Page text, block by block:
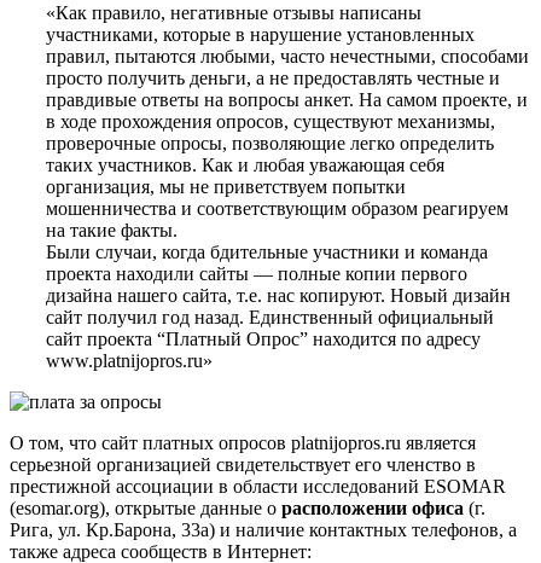
«Как правило, негативные отзывы написаны
участниками, которые в нарушение установленных
правил, пытаются любыми, часто нечестными, способами
просто получить деньги, а не предоставлять честные и
правдивые ответы на вопросы анкет. На самом проекте, и
в ходе прохождения опросов, существуют механизмы,
проверочные опросы, позволяющие легко определить
таких участников. Как и любая уважающая себя
организация, мы не приветствуем попытки
мошенничества и соответствующим образом реагируем
на такие факты.
Были случаи, когда бдительные участники и команда
проекта находили сайты — полные копии первого
дизайна нашего сайта, т.е. нас копируют. Новый дизайн
сайт получил год назад. Единственный официальный
сайт проекта “Платный Опрос” находится по адресу
www.platnijopros.ru»
О том, что сайт платных опросов platnijopros.ru является
серьезной организацией свидетельствует его членство в
престижной ассоциации в области исследований ESOMAR
(esomar.org), открытые данные о расположении офиса (г.
Рига, ул. Кр.Барона, 33а) и наличие контактных телефонов, а
также адреса сообществ в Интернет: